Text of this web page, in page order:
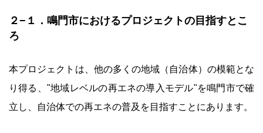
２−１．鳴門市におけるプロジェクトの目指すとこ
ろ
本プロジェクトは、他の多くの地域（自治体）の模範とな
り得る、"地域レベルの再エネの導入モデル"を鳴門市で確
立し、自治体での再エネの普及を目指すことにあります。